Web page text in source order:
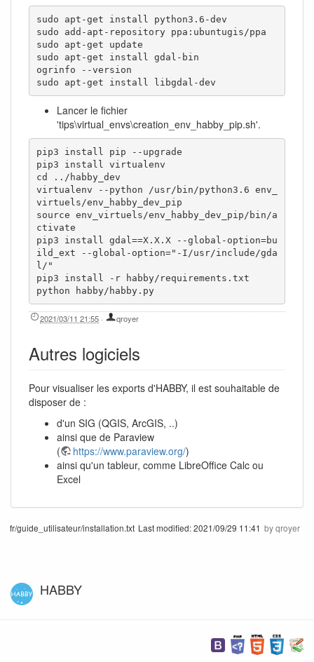
sudo apt-get install python3.6-dev
sudo add-apt-repository ppa:ubuntugis/ppa
sudo apt-get update
sudo apt-get install gdal-bin
ogrinfo --version
sudo apt-get install libgdal-dev
Lancer le fichier
'tips\virtual_envs\creation_env_habby_pip.sh'.
pip3 install pip --upgrade
pip3 install virtualenv
cd ../habby_dev
virtualenv --python /usr/bin/python3.6 env_
virtuels/env_habby_dev_pip
source env_virtuels/env_habby_dev_pip/bin/a
ctivate
pip3 install gdal==X.X.X --global-option=bu
ild_ext --global-option="-I/usr/include/gda
l/"
pip3 install -r habby/requirements.txt
python habby/habby.py
2021/03/11 21:55 · qroyer
Autres logiciels
Pour visualiser les exports d'HABBY, il est souhaitable de
disposer de :
d'un SIG (QGIS, ArcGIS, ..)
ainsi que de Paraview
(
https://www.paraview.org/)
ainsi qu'un tableur, comme LibreOffice Calc ou
Excel
fr/guide_utilisateur/installation.txt Last modified:2021/09/29 11:41 byqroyer
HABBY